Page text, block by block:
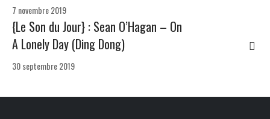
7 novembre 2019
{Le Son du Jour} : Sean O’Hagan – On
A Lonely Day (Ding Dong)
30 septembre 2019